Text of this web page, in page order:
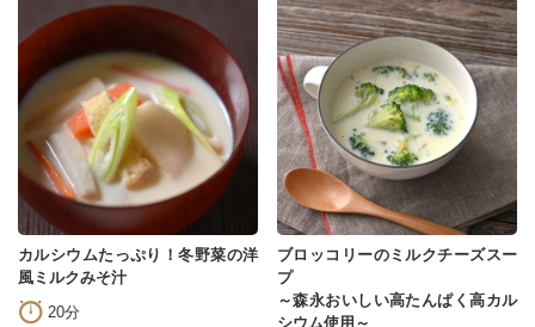
カルシウムたっぷり！冬野菜の洋
風ミルクみそ汁
20分
ブロッコリーのミルクチーズスー
プ
～森永おいしい高たんぱく高カル
シウム使用～